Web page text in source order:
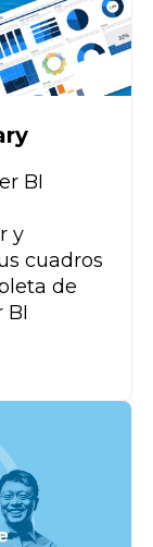
BI
y
cuadros
de
BI